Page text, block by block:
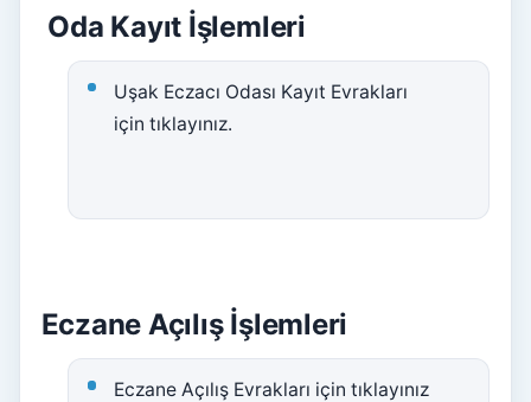
Oda Kayıt İşlemleri
Uşak Eczacı Odası Kayıt Evrakları
için tıklayınız.
Eczane Açılış İşlemleri
Eczane Açılış Evrakları için tıklayınız